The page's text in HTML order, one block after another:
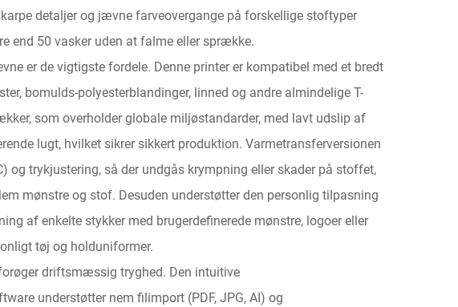
detaljer og jævne farveovergange på forskellige stoftyper
end 50 vasker uden at falme eller sprække.
er de vigtigste fordele. Denne printer er kompatibel med et bredt
bomulds-polyesterblandinger, linned og andre almindelige T-
som overholder globale miljøstandarder, med lavt udslip af
lugt, hvilket sikrer sikkert produktion. Varmetransferversionen
og trykjustering, så der undgås krympning eller skader på stoffet,
mønstre og stof. Desuden understøtter den personlig tilpasning
af enkelte stykker med brugerdefinerede mønstre, logoer eller
tøj og holduniformer.
driftsmæssig tryghed. Den intuitive
understøtter nem filimport (PDF, JPG, AI) og